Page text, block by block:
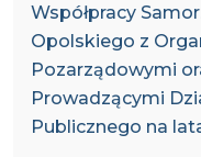
Współpracy
Opolskiego z
Pozarządowymi
Prowadzącymi
Publicznego na